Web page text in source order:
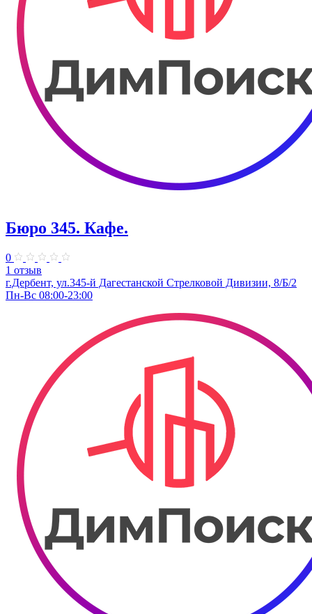
Бюро 345. Кафе.
0
1 отзыв
г.Дербент, ​ул.345-й Дагестанской Стрелковой Дивизии, 8/Б/2
Пн-Вс 08:00-23:00